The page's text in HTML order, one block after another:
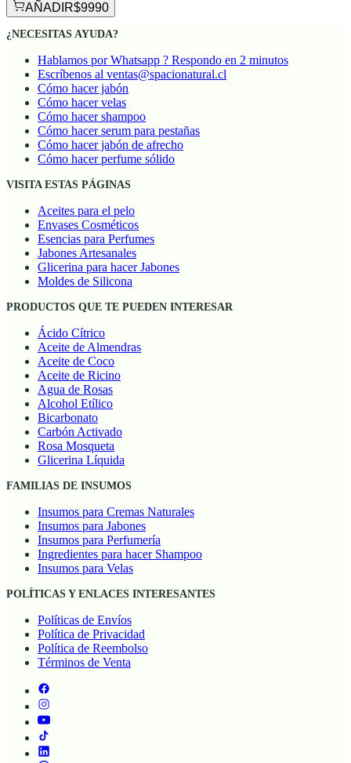
AÑADIR$9990
¿NECESITAS AYUDA?
Hablamos por Whatsapp ? Respondo en 2 minutos
Escríbenos al ventas@spacionatural.cl
Cómo hacer jabón
Cómo hacer velas
Cómo hacer shampoo
Cómo hacer serum para pestañas
Cómo hacer jabón de afrecho
Cómo hacer perfume sólido
VISITA ESTAS PÁGINAS
Aceites para el pelo
Envases Cosméticos
Esencias para Perfumes
Jabones Artesanales
Glicerina para hacer Jabones
Moldes de Silicona
PRODUCTOS QUE TE PUEDEN INTERESAR
Ácido Cítrico
Aceite de Almendras
Aceite de Coco
Aceite de Ricino
Agua de Rosas
Alcohol Etílico
Bicarbonato
Carbón Activado
Rosa Mosqueta
Glicerina Líquida
FAMILIAS DE INSUMOS
Insumos para Cremas Naturales
Insumos para Jabones
Insumos para Perfumería
Ingredientes para hacer Shampoo
Insumos para Velas
POLÍTICAS Y ENLACES INTERESANTES
Políticas de Envíos
Política de Privacidad
Política de Reembolso
Términos de Venta